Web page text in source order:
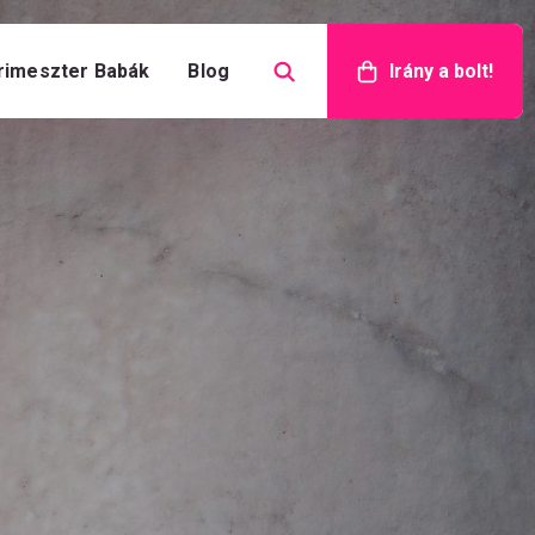
Babák Blog Irány a bolt!